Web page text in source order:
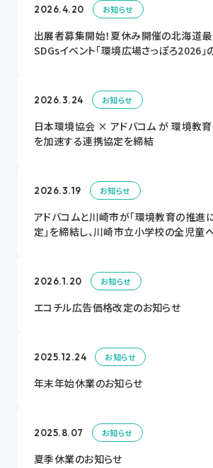
2026.4.20 お知らせ
出展者募集開始！夏休み開催の北海道最
SDGsイベント「環境広場さっぽろ2026」
2026.3.24 お知らせ
日本環境協会 × アドバコム が 環境教
を加速する連携協定を締結
2026.3.19 お知らせ
アドバコムと川崎市が「環境教育の推進
定」を締結し、川崎市立小学校の全児童
2026.1.20 お知らせ
エコチル広告価格改定のお知らせ
2025.12.24 お知らせ
年末年始休業のお知らせ
2025.8.07 お知らせ
夏季休業のお知らせ